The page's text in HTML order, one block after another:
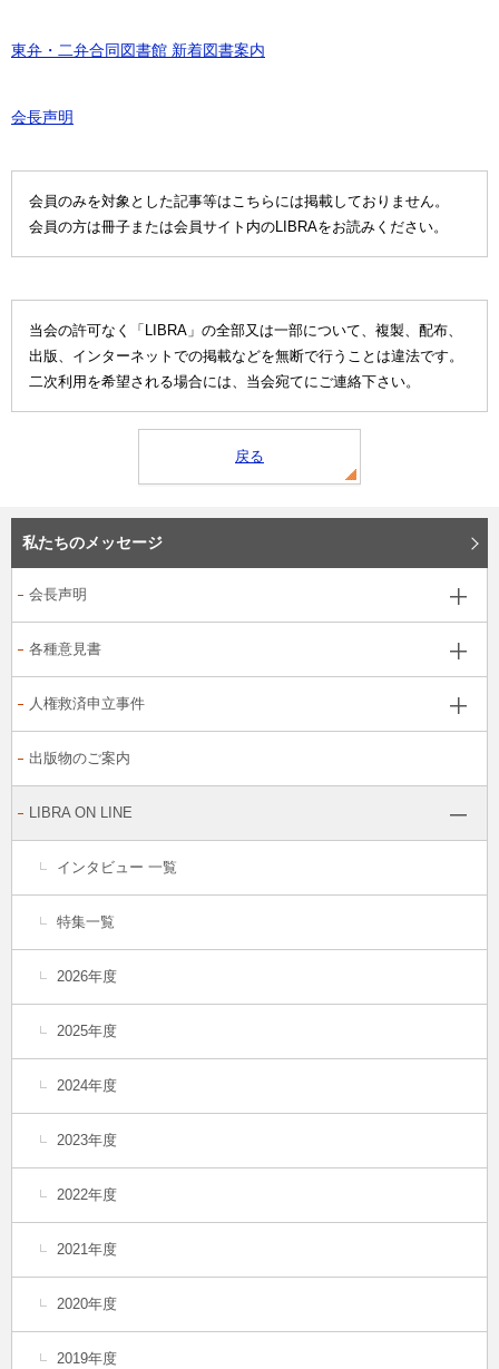
東弁・二弁合同図書館 新着図書案内
会長声明
会員のみを対象とした記事等はこちらには掲載しておりません。
会員の方は冊子または会員サイト内のLIBRAをお読みください。
当会の許可なく「LIBRA」の全部又は一部について、複製、配布、
出版、インターネットでの掲載などを無断で行うことは違法です。
二次利用を希望される場合には、当会宛てにご連絡下さい。
戻る
私たちのメッセージ
会長声明
各種意見書
人権救済申立事件
出版物のご案内
LIBRA ON LINE
インタビュー 一覧
特集一覧
2026年度
2025年度
2024年度
2023年度
2022年度
2021年度
2020年度
2019年度